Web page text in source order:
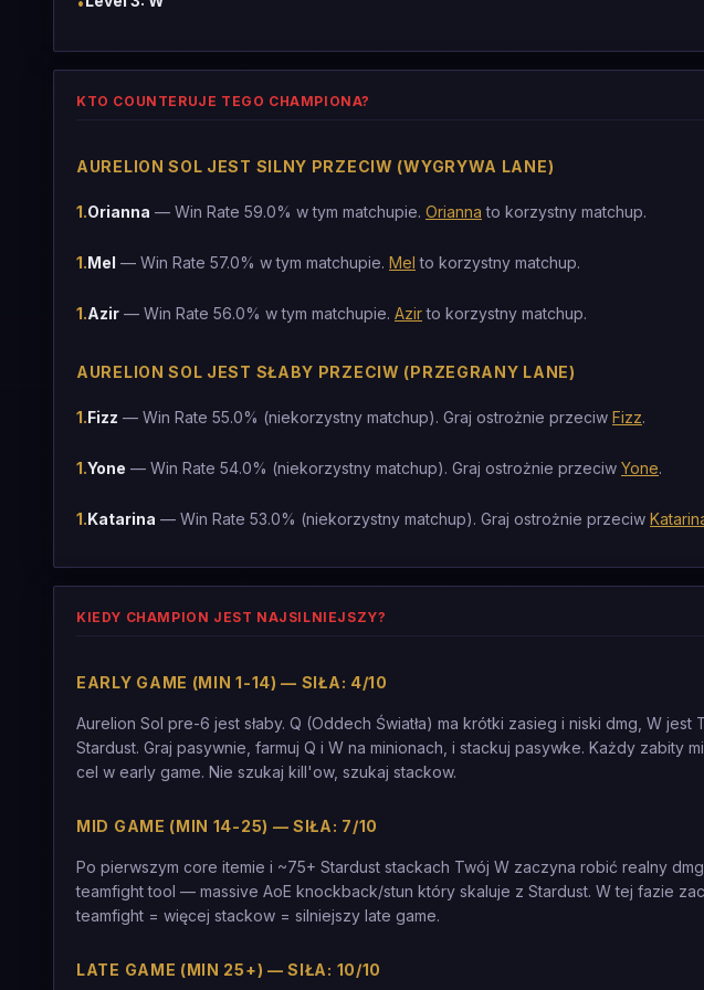
KTO COUNTERUJE TEGO CHAMPIONA?
AURELION SOL JEST SILNY PRZECIW (WYGRYWA LANE)
1.Orianna — Win Rate 59.0% w tym matchupie. Orianna to korzystny matchup.
1.Mel — Win Rate 57.0% w tym matchupie. Mel to korzystny matchup.
1.Azir — Win Rate 56.0% w tym matchupie. Azirto korzystny matchup.
AURELION SOL JEST SŁABY PRZECIW (PRZEGRANY LANE)
1.Fizz — Win Rate 55.0% (niekorzystny matchup). Graj ostrożnie przeciw Fizz.
1.Yone — Win Rate 54.0% (niekorzystny matchup). Graj ostrożnie przeciw Yone.
1.Katarina — Win Rate 53.0% (niekorzystny matchup). Graj ostrożnie przeciw
KIEDY CHAMPION JEST NAJSILNIEJSZY?
EARLY GAME (MIN 1-14) — SIŁA: 4/10
Aurelion Sol pre-6 jest słaby. Q (Oddech Światła) ma krótki zasieg i niski dmg, W
Stardust. Graj pasywnie, farmuj Q i W na minionach, i stackuj pasywke. Każdy zabity
cel w early game. Nie szukaj kill'ow, szukaj stackow.
MID GAME (MIN 14-25) — SIŁA: 7/10
Po pierwszym core itemie i ~75+ Stardust stackach Twój W zaczyna robić realny
teamfight tool — massive AoE knockback/stun który skaluje z Stardust. W tej fazie
teamfight = więcej stackow = silniejszy late game.
LATE GAME (MIN 25+) — SIŁA: 10/10